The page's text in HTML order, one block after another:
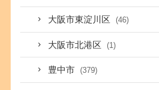
大阪市東淀川区 (46)
大阪市北港区 (1)
豊中市 (379)